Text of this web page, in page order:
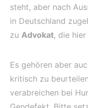
steht, aber nach
in Deutschland
zu Advokat, die
Es gehören aber
kritisch zu
verabreichen bei